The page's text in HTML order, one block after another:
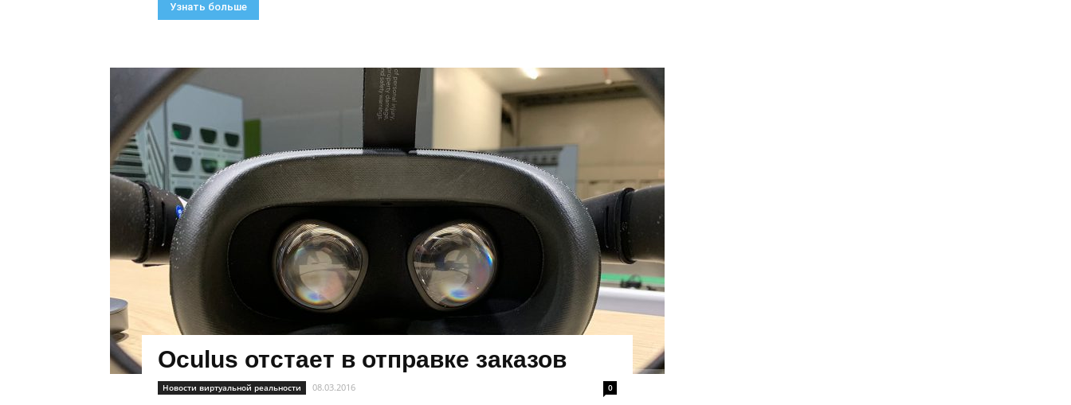
Узнать больше
Oculus отстает в отправке заказов
Новости виртуальной реальности 08.03.2016 0